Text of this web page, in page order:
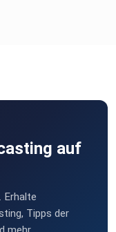
auf
Erhalte
Tipps der